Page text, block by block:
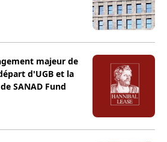
majeur de
d'UGB et la
SANAD Fund